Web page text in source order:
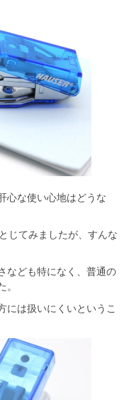
心な使い心地はどうな
じてみましたが、すんな
なども特になく、普通の
には扱いにくいというこ